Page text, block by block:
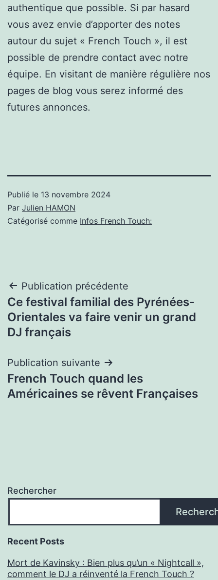
authentique que possible. Si par hasard
vous avez envie d’apporter des notes
autour du sujet « French Touch », il est
possible de prendre contact avec notre
équipe. En visitant de manière régulière nos
pages de blog vous serez informé des
futures annonces.
Publié le 13 novembre 2024
Par Julien HAMON
Catégorisé comme Infos French Touch:
Navigation
de
l’article
Publication précédente
Ce festival familial des Pyrénées-
Orientales va faire venir un grand
DJ français
Publication suivante
French Touch quand les
Américaines se rêvent Françaises
Rechercher
Recent Posts
Mort de Kavinsky : Bien plus qu’un « Nightcall »,
comment le DJ a réinventé la French Touch ?